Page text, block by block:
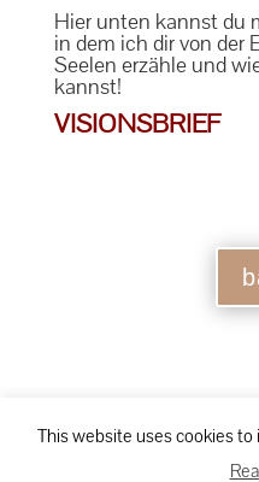
Hier unten kannst du
in dem ich dir von der
Seelen erzähle und
kannst!
VISIONSBRIEF
Elegant
This website uses cookies to